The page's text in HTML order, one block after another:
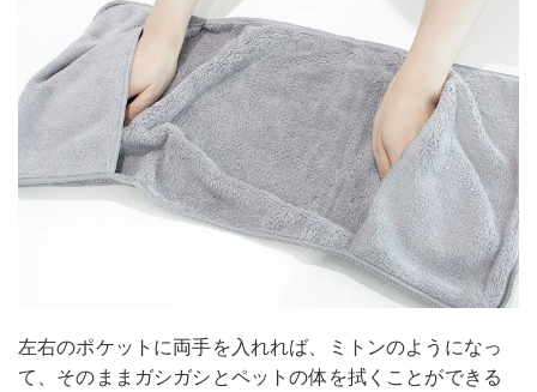
左右のポケットに両手を入れれば、ミトンのようになっ
て、そのままガシガシとペットの体を拭くことができる